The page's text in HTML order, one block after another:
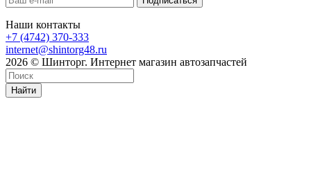
Наши контакты
+7 (4742) 370-333
internet@shintorg48.ru
2026 © Шинторг. Интернет магазин автозапчастей
Найти